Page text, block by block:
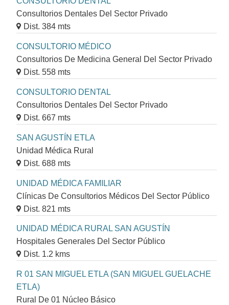
Consultorios Dentales Del Sector Privado
Dist. 384 mts
CONSULTORIO MÉDICO
Consultorios De Medicina General Del Sector Privado
Dist. 558 mts
CONSULTORIO DENTAL
Consultorios Dentales Del Sector Privado
Dist. 667 mts
SAN AGUSTÍN ETLA
Unidad Médica Rural
Dist. 688 mts
UNIDAD MÉDICA FAMILIAR
Clínicas De Consultorios Médicos Del Sector Público
Dist. 821 mts
UNIDAD MÉDICA RURAL SAN AGUSTÍN
Hospitales Generales Del Sector Público
Dist. 1.2 kms
R 01 SAN MIGUEL ETLA (SAN MIGUEL GUELACHE
ETLA)
Rural De 01 Núcleo Básico